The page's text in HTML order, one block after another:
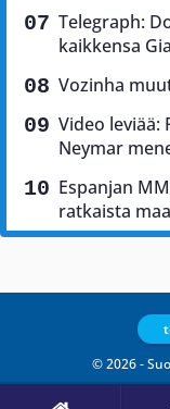
Telegraph:
kaikkensa
Vozinha
Video leviää:
Neymar
Espanjan
ratkaista
© 2026 -